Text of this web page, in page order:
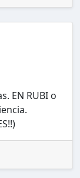
EN RUBI o